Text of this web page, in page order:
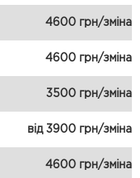
4600 грн/зміна
4600 грн/зміна
3500 грн/зміна
від 3900 грн/зміна
4600 грн/зміна